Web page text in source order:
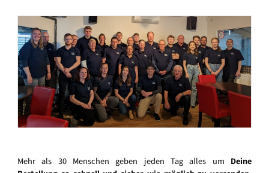
Mehr als 30 Menschen geben jeden Tag alles um Deine